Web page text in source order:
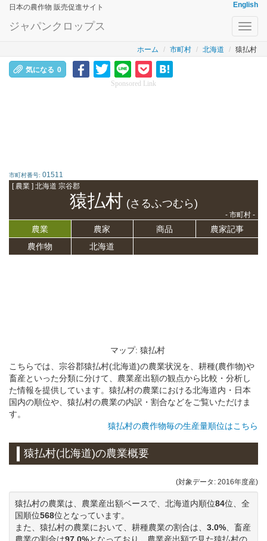
日本の農作物 販売促進サイト English
ジャパンクロップス
ホーム 市町村 北海道 猿払村
気になる 0
Sponsored Link
市町村番号: 01511
[ 農業 ] 北海道 宗谷郡
猿払村 (さるふつむら)
- 市町村 -
農業 農家 商品
農家記事
農作物
北海道
マップ: 猿払村
こちらでは、宗谷郡猿払村(北海道)の農業状況を、耕種(農作物)や
畜産といった分類に分けて、農業産出額の観点から比較・分析し
た情報を提供しています。猿払村の農業における北海道内・日本
国内の順位や、猿払村の農業の内訳・割合などをご覧いただけま
す。
猿払村の農作物毎の生産量順位はこちら
猿払村(北海道)の農業概要
(対象データ: 2016年度産)
猿払村の農業は、農業産出額ベースで、北海道内順位84位、全
国順位568位となっています。
また、猿払村の農業において、耕種農業の割合は、 3.0% 、畜産